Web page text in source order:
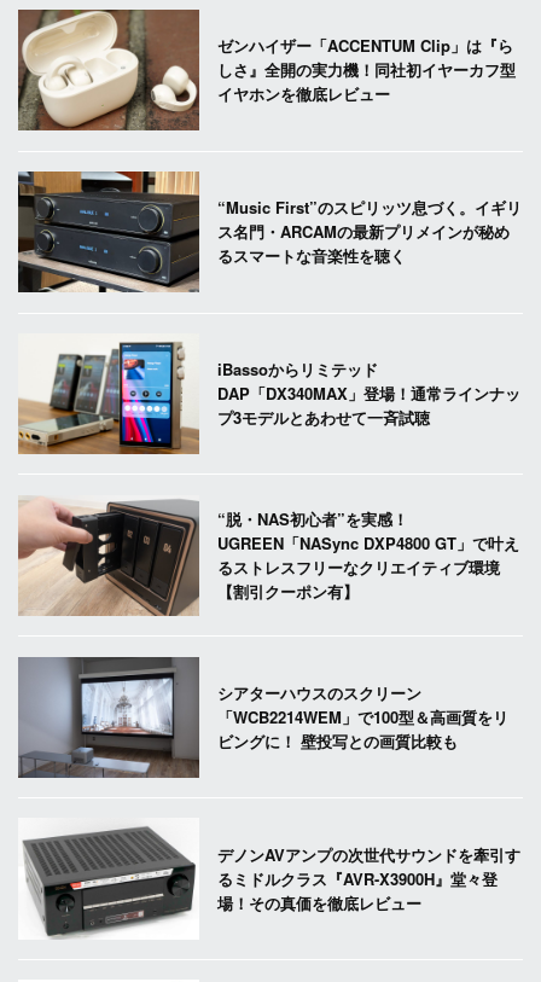
ゼンハイザー「ACCENTUM Clip」は『ら
しさ』全開の実力機！同社初イヤーカフ型
イヤホンを徹底レビュー
“Music First”のスピリッツ息づく。イギリ
ス名門・ARCAMの最新プリメインが秘め
るスマートな音楽性を聴く
iBassoからリミテッド
DAP「DX340MAX」登場！通常ラインナッ
プ3モデルとあわせて一斉試聴
“脱・NAS初心者”を実感！
UGREEN「NASync DXP4800 GT」で叶え
るストレスフリーなクリエイティブ環境
【割引クーポン有】
シアターハウスのスクリーン
「WCB2214WEM」で100型＆高画質をリ
ビングに！ 壁投写との画質比較も
デノンAVアンプの次世代サウンドを牽引す
るミドルクラス『AVR-X3900H』堂々登
場！その真価を徹底レビュー